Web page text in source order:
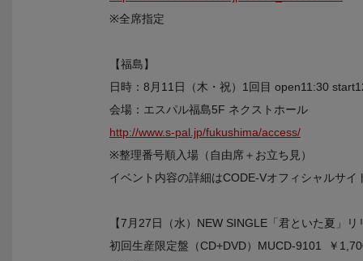
※全席指定
【福島】
日時：8月11日（木・祝）1回目 open11:30
会場：エスパル福島5F ネクストホール
http://www.s-pal.jp/fukushima/access/
※整理番号順入場（自由席＋お立ち見）
イベント内容の詳細はCODE-Vオフィシャルサイ
【7月27日（水）NEW SINGLE「君といた夏」
初回生産限定盤（CD+DVD）MUCD-9101 ￥